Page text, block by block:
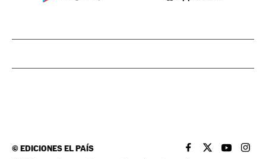
©EDICIONES EL PAÍS EL PAÍS BRASIL EN
EL PAÍSEL PAÍS
EL